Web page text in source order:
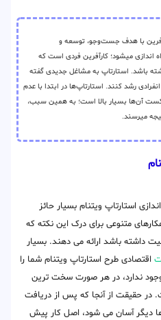
با هدف جست‌وجو، توسعه و
اندازی میشود؛ کارآفرین فردی است که
باشد. استارتاپ به مشاغل جدیدی گفته
رشد کنند. استارتاپ‌ها در ابتدا با عدم
آن‌ها بسیار بالا است؛ به همین سبب،
میرسند.
استارتاپ ویتنام بسیار حائز
متنوعی برای درک این نکته که
داشته باشد ارائه می دهند. بسیار
اقتصادی طرح استارتاپ ویتنام شما را
وجود ندارد، در هر صورت سخت ترین
حقیقت از آنجا که پس از دریافت
دیگر آسان می شود، اصل کار پیش